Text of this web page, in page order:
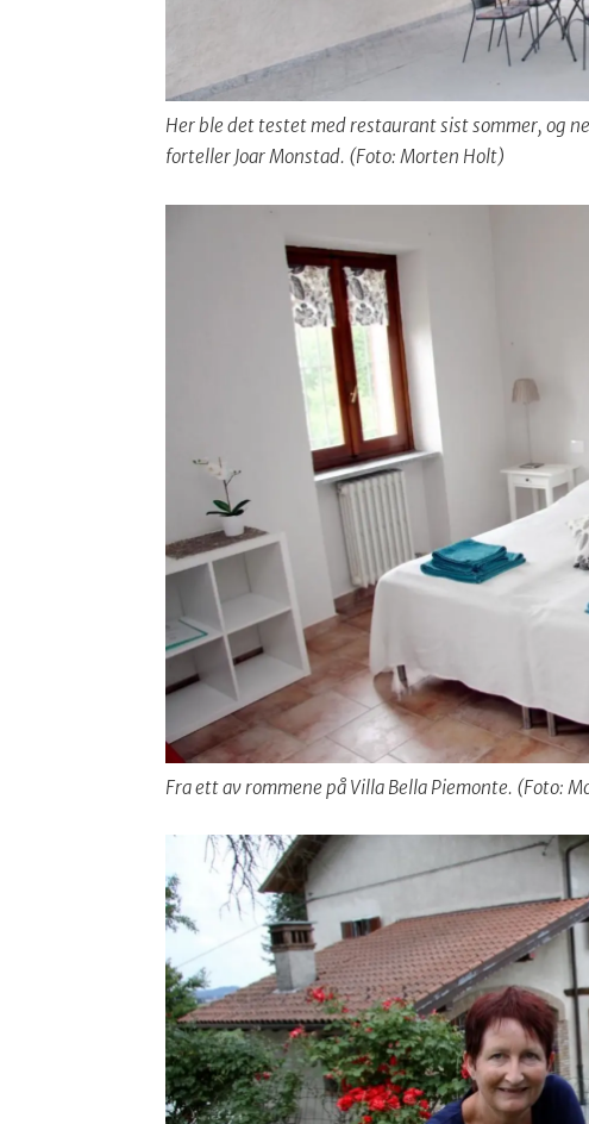
Her ble det testet med restaurant sist sommer, og
forteller Joar Monstad. (Foto: Morten Holt)
Fra ett av rommene på Villa Bella Piemonte. (Foto: